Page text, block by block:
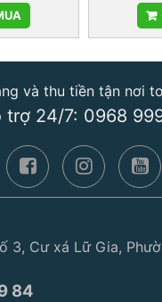
và thu tiền tận nơi
trợ 24/7: 0968
3, Cư xá Lữ Gia,
84